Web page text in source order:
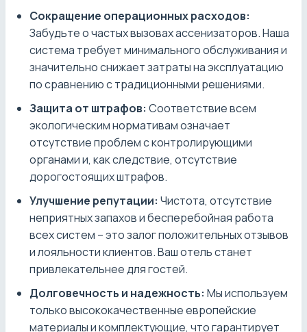
Сокращение операционных расходов:
Забудьте о частых вызовах ассенизаторов. Наша
система требует минимального обслуживания и
значительно снижает затраты на эксплуатацию
по сравнению с традиционными решениями.
Защита от штрафов: Соответствие всем
экологическим нормативам означает
отсутствие проблем с контролирующими
органами и, как следствие, отсутствие
дорогостоящих штрафов.
Улучшение репутации: Чистота, отсутствие
неприятных запахов и бесперебойная работа
всех систем – это залог положительных отзывов
и лояльности клиентов. Ваш отель станет
привлекательнее для гостей.
Долговечность и надежность: Мы используем
только высококачественные европейские
материалы и комплектующие, что гарантирует